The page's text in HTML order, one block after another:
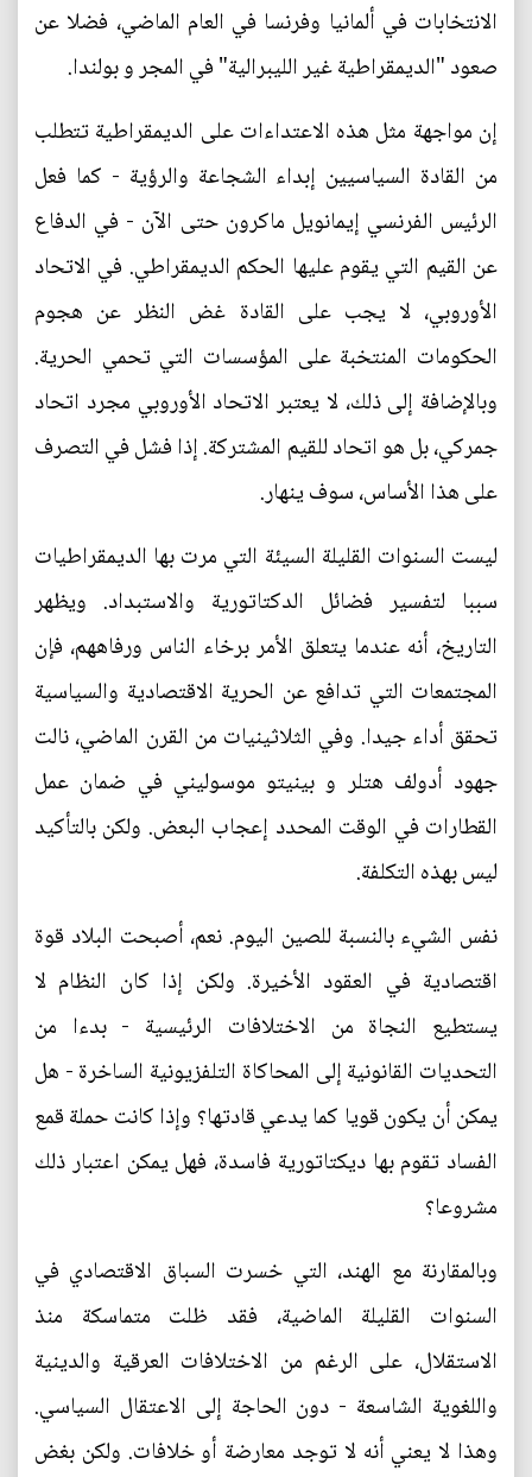
الانتخابات في ألمانيا وفرنسا في العام الماضي، فضلا عن
صعود "الديمقراطية غير الليبرالية" في المجر و بولندا.
إن مواجهة مثل هذه الاعتداءات على الديمقراطية تتطلب
من القادة السياسيين إبداء الشجاعة والرؤية - كما فعل
الرئيس الفرنسي إيمانويل ماكرون حتى الآن - في الدفاع
عن القيم التي يقوم عليها الحكم الديمقراطي. في الاتحاد
الأوروبي، لا يجب على القادة غض النظر عن هجوم
الحكومات المنتخبة على المؤسسات التي تحمي الحرية.
وبالإضافة إلى ذلك، لا يعتبر الاتحاد الأوروبي مجرد اتحاد
جمركي، بل هو اتحاد للقيم المشتركة. إذا فشل في التصرف
على هذا الأساس، سوف ينهار.
ليست السنوات القليلة السيئة التي مرت بها الديمقراطيات
سببا لتفسير فضائل الدكتاتورية والاستبداد. ويظهر
التاريخ، أنه عندما يتعلق الأمر برخاء الناس ورفاههم، فإن
المجتمعات التي تدافع عن الحرية الاقتصادية والسياسية
تحقق أداء جيدا. وفي الثلاثينيات من القرن الماضي، نالت
جهود أدولف هتلر و بينيتو موسوليني في ضمان عمل
القطارات في الوقت المحدد إعجاب البعض. ولكن بالتأكيد
ليس بهذه التكلفة.
نفس الشيء بالنسبة للصين اليوم. نعم، أصبحت البلاد قوة
اقتصادية في العقود الأخيرة. ولكن إذا كان النظام لا
يستطيع النجاة من الاختلافات الرئيسية - بدءا من
التحديات القانونية إلى المحاكاة التلفزيونية الساخرة - هل
يمكن أن يكون قويا كما يدعي قادتها؟ وإذا كانت حملة قمع
الفساد تقوم بها ديكتاتورية فاسدة، فهل يمكن اعتبار ذلك
مشروعا؟
وبالمقارنة مع الهند، التي خسرت السباق الاقتصادي في
السنوات القليلة الماضية، فقد ظلت متماسكة منذ
الاستقلال، على الرغم من الاختلافات العرقية والدينية
واللغوية الشاسعة - دون الحاجة إلى الاعتقال السياسي.
وهذا لا يعني أنه لا توجد معارضة أو خلافات. ولكن بغض